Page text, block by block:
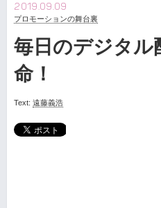
2019.09.09
プロモーションの舞台裏
毎日のデジタル
命！
Text: 遠藤義浩